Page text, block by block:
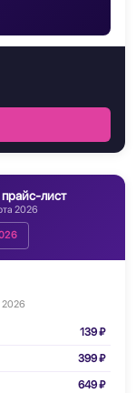
лист
2026
2026
139 ₽
399 ₽
649 ₽